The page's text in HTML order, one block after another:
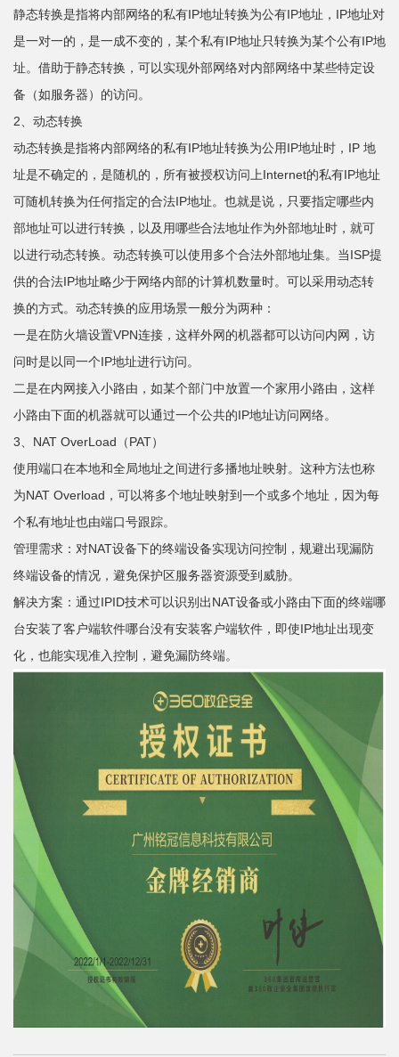
静态转换是指将内部网络的私有IP地址转换为公有IP地址，IP地址对
是一对一的，是一成不变的，某个私有IP地址只转换为某个公有IP地
址。借助于静态转换，可以实现外部网络对内部网络中某些特定设
备（如服务器）的访问。
2、动态转换
动态转换是指将内部网络的私有IP地址转换为公用IP地址时，IP 地
址是不确定的，是随机的，所有被授权访问上Internet的私有IP地址
可随机转换为任何指定的合法IP地址。也就是说，只要指定哪些内
部地址可以进行转换，以及用哪些合法地址作为外部地址时，就可
以进行动态转换。动态转换可以使用多个合法外部地址集。当ISP提
供的合法IP地址略少于网络内部的计算机数量时。可以采用动态转
换的方式。动态转换的应用场景一般分为两种：
一是在防火墙设置VPN连接，这样外网的机器都可以访问内网，访
问时是以同一个IP地址进行访问。
二是在内网接入小路由，如某个部门中放置一个家用小路由，这样
小路由下面的机器就可以通过一个公共的IP地址访问网络。
3、NAT OverLoad（PAT）
使用端口在本地和全局地址之间进行多播地址映射。这种方法也称
为NAT Overload，可以将多个地址映射到一个或多个地址，因为每
个私有地址也由端口号跟踪。
管理需求：对NAT设备下的终端设备实现访问控制，规避出现漏防
终端设备的情况，避免保护区服务器资源受到威胁。
解决方案：通过IPID技术可以识别出NAT设备或小路由下面的终端哪
台安装了客户端软件哪台没有安装客户端软件，即使IP地址出现变
化，也能实现准入控制，避免漏防终端。